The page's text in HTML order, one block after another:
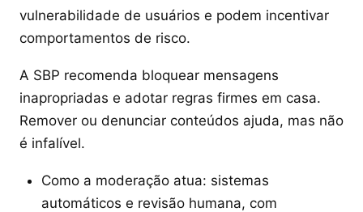
vulnerabilidade de usuários e podem incentivar
comportamentos de risco.
A SBP recomenda bloquear mensagens
inapropriadas e adotar regras firmes em casa.
Remover ou denunciar conteúdos ajuda, mas não
é infalível.
Como a moderação atua: sistemas
automáticos e revisão humana, com